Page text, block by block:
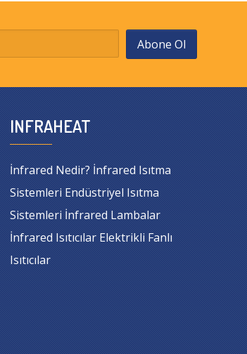
Abone Ol
INFRAHEAT
İnfrared Nedir? İnfrared Isıtma
Sistemleri Endüstriyel Isıtma
Sistemleri İnfrared Lambalar
İnfrared Isıtıcılar Elektrikli Fanlı
Isıtıcılar